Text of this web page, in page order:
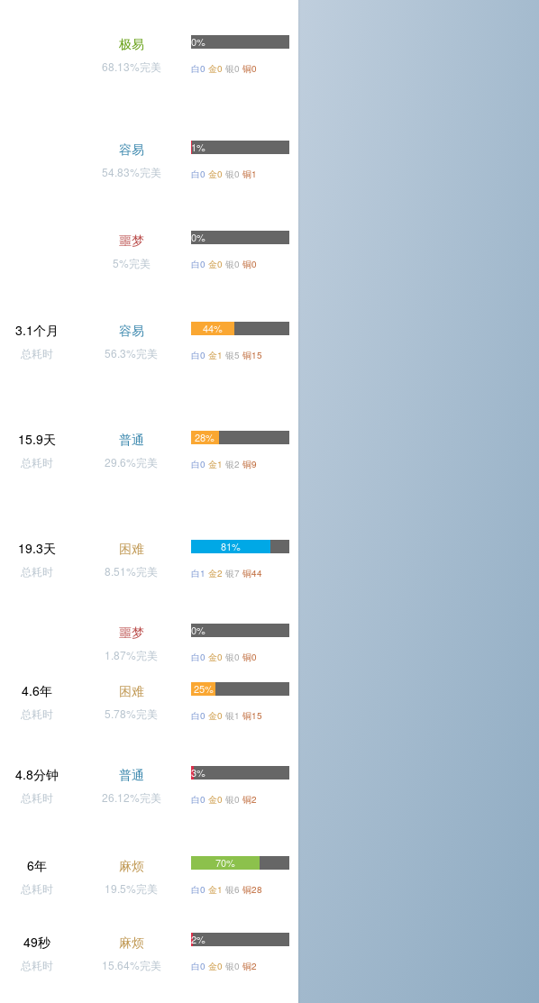
极易
68.13%完美
0%
白0 金0 银0 铜0
容易
54.83%完美
1%
白0 金0 银0 铜1
噩梦
5%完美
0%
白0 金0 银0 铜0
3.1个月
总耗时
容易
56.3%完美
44%
白0 金1 银5 铜15
15.9天
总耗时
普通
29.6%完美
28%
白0 金1 银2 铜9
19.3天
总耗时
困难
8.51%完美
81%
白1 金2 银7 铜44
噩梦
1.87%完美
0%
白0 金0 银0 铜0
4.6年
总耗时
困难
5.78%完美
25%
白0 金0 银1 铜15
4.8分钟
总耗时
普通
26.12%完美
3%
白0 金0 银0 铜2
6年
总耗时
麻烦
19.5%完美
70%
白0 金1 银6 铜28
49秒
总耗时
麻烦
15.64%完美
2%
白0 金0 银0 铜2